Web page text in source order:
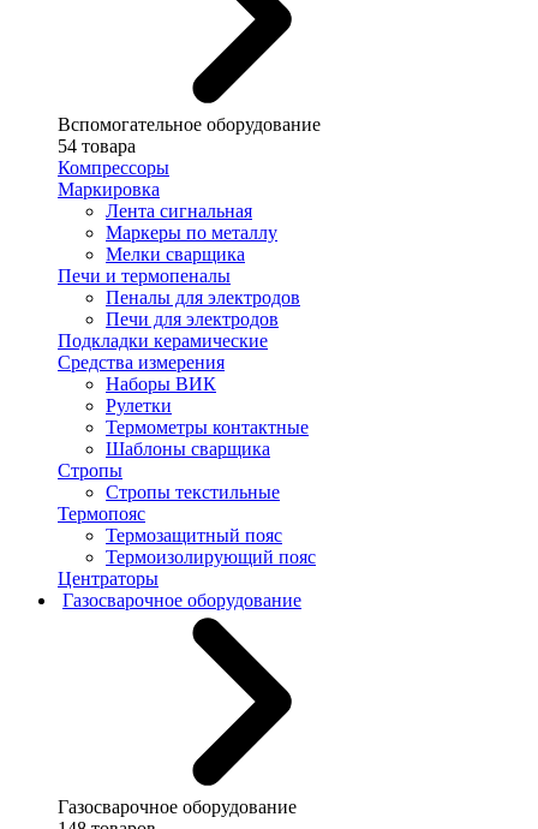
Вспомогательное оборудование
54 товара
Компрессоры
Маркировка
Лента сигнальная
Маркеры по металлу
Мелки сварщика
Печи и термопеналы
Пеналы для электродов
Печи для электродов
Подкладки керамические
Средства измерения
Наборы ВИК
Рулетки
Термометры контактные
Шаблоны сварщика
Стропы
Стропы текстильные
Термопояс
Термозащитный пояс
Термоизолирующий пояс
Центраторы
Газосварочное оборудование
Газосварочное оборудование